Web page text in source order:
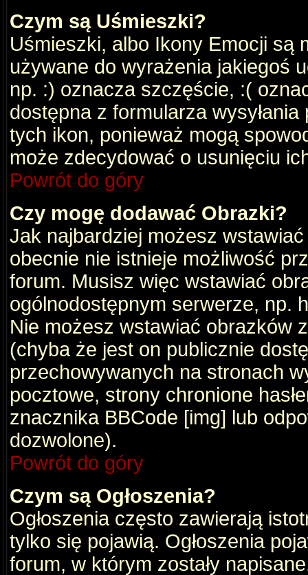
Czym są Uśmieszki?
Uśmieszki, albo Ikony Emocji są
używane do wyrażenia jakiegoś
np. :) oznacza szczęście, :(
dostępna z formularza
tych ikon, ponieważ mogą
może zdecydować o usunięciu
Powrót do góry
Czy mogę dodawać Obrazki?
Jak najbardziej możesz
obecnie nie istnieje możliwość
forum. Musisz więc wstawiać
ogólnodostępnym serwerze, np.
Nie możesz wstawiać obrazków
(chyba że jest on publicznie
przechowywanych na stronach
pocztowe, strony chronione
znacznika BBCode [img] lub
dozwolone).
Powrót do góry
Czym są Ogłoszenia?
Ogłoszenia często zawierają
tylko się pojawią. Ogłoszenia
forum, w którym zostały